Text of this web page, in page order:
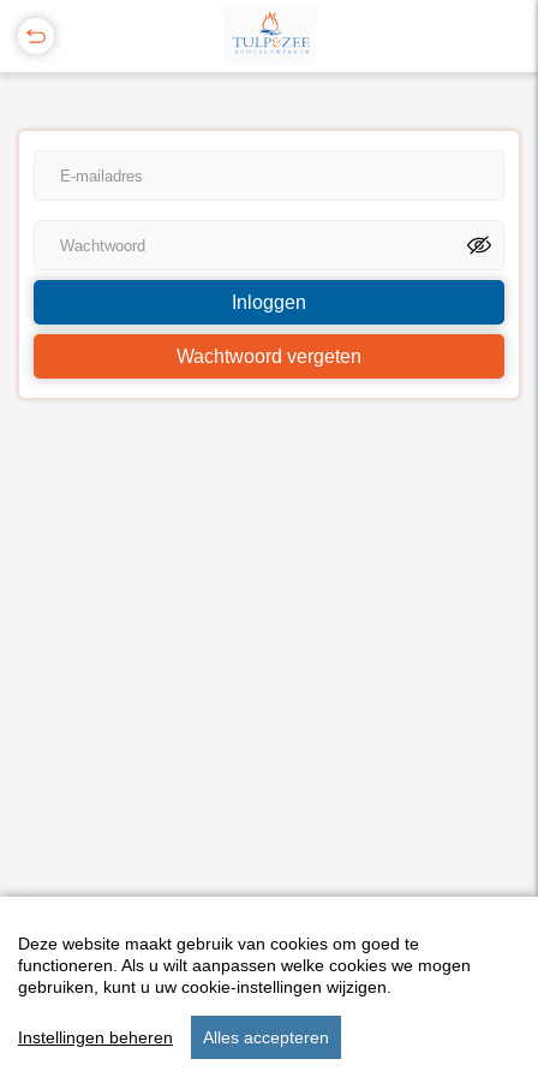
Wachtwoord vergeten
Inloggen
start
Deze website maakt gebruik van cookies om goed te
functioneren. Als u wilt aanpassen welke cookies we mogen
gebruiken, kunt u uw cookie-instellingen wijzigen.
Instellingen beheren Alles accepteren